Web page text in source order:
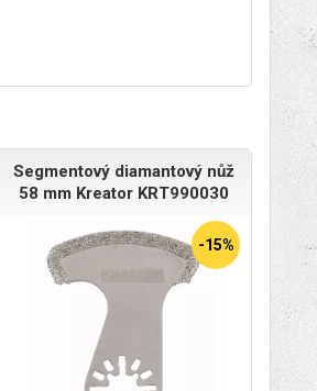
Segmentový diamantový nůž
58 mm Kreator KRT990030
-15%